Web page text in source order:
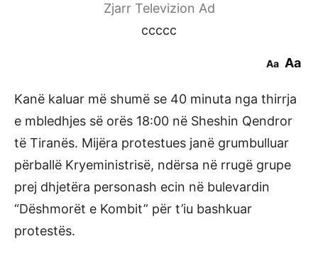
Zjarr Televizion Ad
ccccc
Aa Aa
Kanë kaluar më shumë se 40 minuta nga thirrja
e mbledhjes së orës 18:00 në Sheshin Qendror
të Tiranës. Mijëra protestues janë grumbulluar
përballë Kryeministrisë, ndërsa në rrugë grupe
prej dhjetëra personash ecin në bulevardin
“Dëshmorët e Kombit” për t’iu bashkuar
protestës.